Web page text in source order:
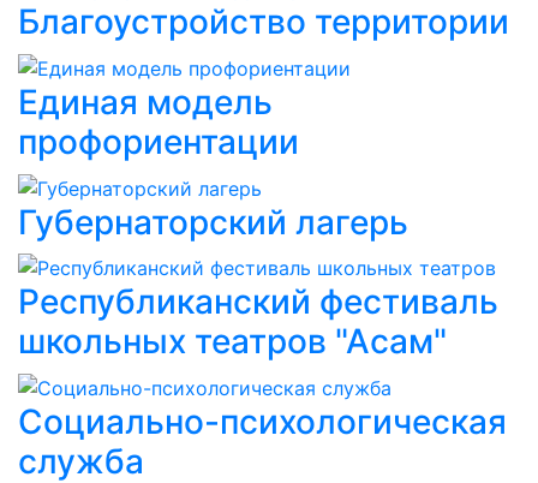
Благоустройство территории
Единая модель
профориентации
Губернаторский лагерь
Республиканский фестиваль
школьных театров "Асам"
Социально-психологическая
служба